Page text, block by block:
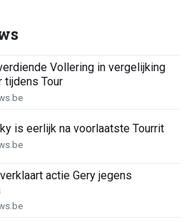
Vollering in vergelijking
tijdens Tour
is eerlijk na voorlaatste Tourrit
actie Gery jegens